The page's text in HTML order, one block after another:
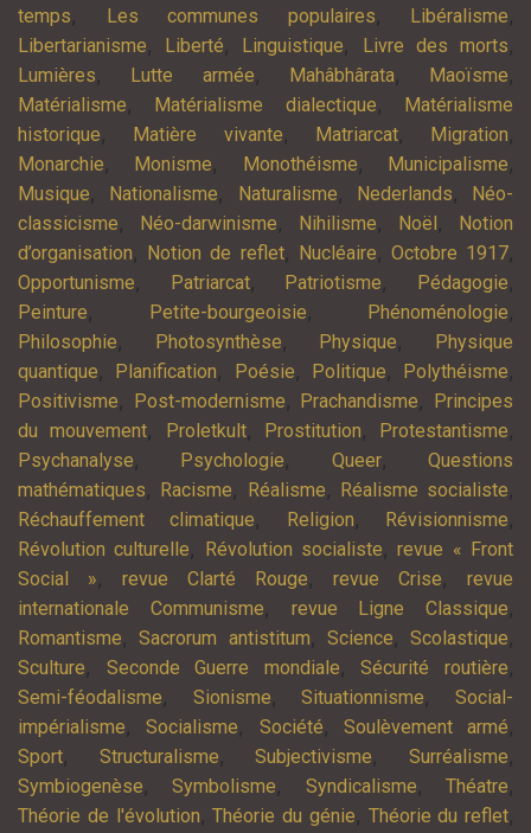
temps, Les communes populaires, Libéralisme,
Libertarianisme, Liberté, Linguistique, Livre des morts,
Lumières, Lutte armée, Mahâbhârata, Maoïsme,
Matérialisme, Matérialisme dialectique,
Matérialisme
historique, Matière vivante, Matriarcat, Migration,
Monarchie, Monisme, Monothéisme, Municipalisme,
Musique, Nationalisme, Naturalisme, Nederlands,
Néo-
classicisme, Néo-darwinisme, Nihilisme, Noël ,
Notion
d’organisation, Notion de reflet, Nucléaire, Octobre 1917,
Opportunisme, Patriarcat, Patriotisme, Pédagogie,
Peinture, Petite-bourgeoisie, Phénoménologie,
Philosophie, Photosynthèse, Physique,
Physique
quantique, Planification, Poésie, Politique, Polythéisme,
Positivisme, Post-modernisme, Prachandisme,
Principes
du mouvement, Proletkult, Prostitution, Protestantisme,
Psychanalyse, Psychologie, Queer,Questions
mathématiques, Racisme, Réalisme, Réalisme socialiste,
Réchauffement climatique, Religion, Révisionnisme,
Révolution culturelle, Révolution socialiste,revue « Front
Social », revue Clarté Rouge, revue Crise, revue
internationale Communisme, revue Ligne Classique,
Romantisme,Sacrorum antistitum, Science, Scolastique,
Sculture, Seconde Guerre mondiale,Sécurité routière,
Semi-féodalisme, Sionisme,Situationnisme,Social-
impérialisme,Socialisme, Société, Soulèvement armé,
Sport, Structuralisme,Subjectivisme,Surréalisme,
Symbiogenèse,Symbolisme, Syndicalisme,Théatre,
Théorie de l'évolution,Théorie du génie, Théorie du reflet,